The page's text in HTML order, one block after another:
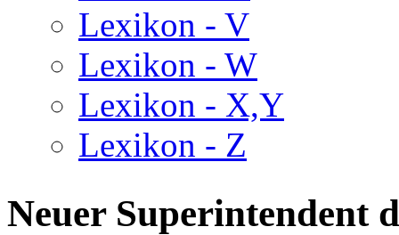
Lexikon - V
Lexikon - W
Lexikon - X,Y
Lexikon - Z
Neuer Superintendent